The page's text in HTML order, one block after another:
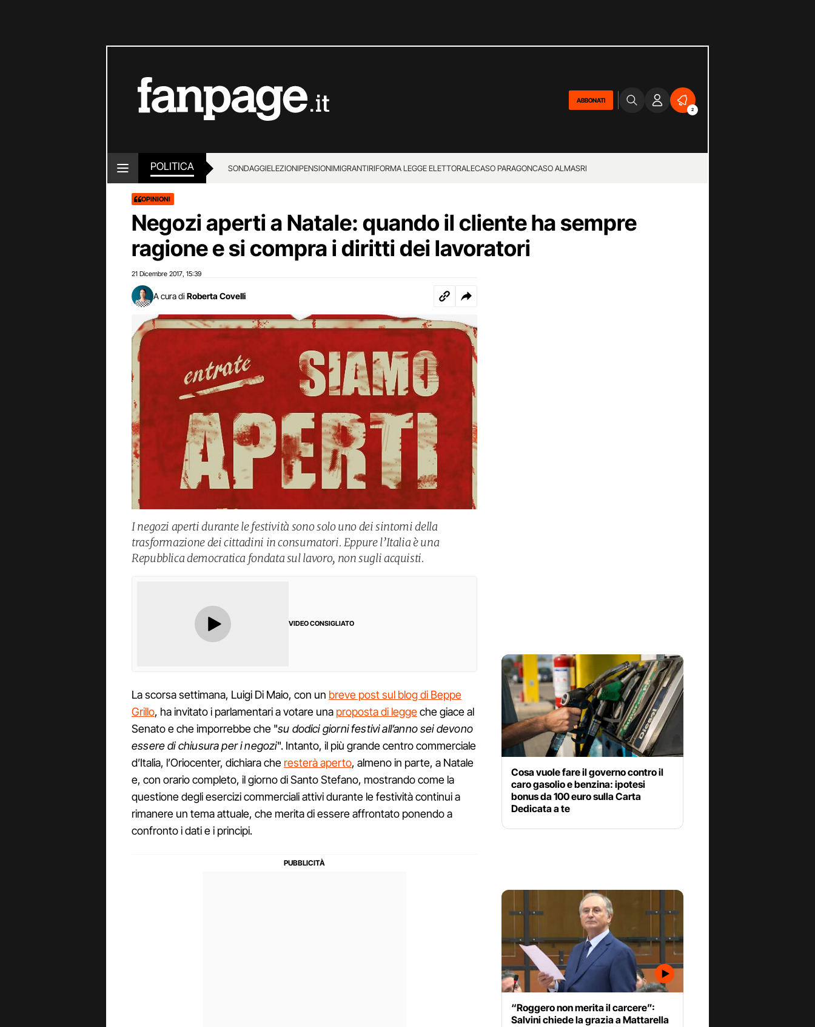
ABBONATI
2
POLITICA SONDAGGIELEZIONIPENSIONIMIGRANTIRIFORMA LEGGE ELETTORALECASO PARAGONCASO ALMASRI
OPINIONI
Negozi aperti a Natale: quando il cliente ha sempre
ragione e si compra i diritti dei lavoratori
21 Dicembre 2017 15:39
A cura di Roberta Covelli
I negozi aperti durante le festività sono solo uno dei sintomi della
trasformazione dei cittadini in consumatori. Eppure l’Italia è una
Repubblica democratica fondata sul lavoro, non sugli acquisti.
VIDEO CONSIGLIATO
La scorsa settimana, Luigi Di Maio, con un breve post sul blog di Beppe
Grillo, ha invitato i parlamentari a votare una proposta di leggeche giace al
Senato e che imporrebbe che "su dodici giorni festivi all’anno sei devono
essere di chiusura per i negozi". Intanto, il più grande centro commerciale
d’Italia, l’Oriocenter, dichiara che resterà aperto, almeno in parte, a Natale
e, con orario completo, il giorno di Santo Stefano, mostrando come la
questione degli esercizi commerciali attivi durante le festività continui a
rimanere un tema attuale, che merita di essere affrontato ponendo a
confronto i dati e i principi.
Cosa vuole fare il governo contro il
caro gasolio e benzina: ipotesi
bonus da 100 euro sulla Carta
Dedicata a te
“Roggero non merita il carcere”:
Salvini chiede la grazia a Mattarella